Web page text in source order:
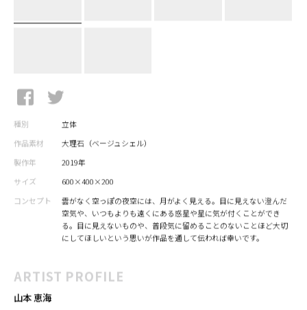
種別
立体
作品素材
大理石（ベージュシェル）
製作年
2019年
サイズ
600×400×200
コンセプト
雲がなく空っぽの夜空には、月がよく見える。目に見えない澄んだ
空気や、いつもよりも遠くにある惑星や星に気が付くことができ
る。目に見えないものや、普段気に留めることのないことほど大切
にしてほしいという思いが作品を通して伝われば幸いです。
ARTIST PROFILE
山本 恵海